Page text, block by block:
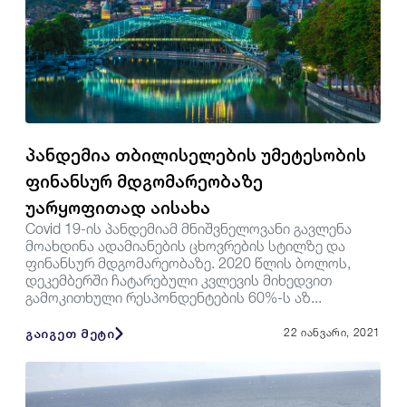
პანდემია თბილისელების უმეტესობის
ფინანსურ მდგომარეობაზე
უარყოფითად აისახა
Covid 19-ის პანდემიამ მნიშვნელოვანი გავლენა
მოახდინა ადამიანების ცხოვრების სტილზე და
ფინანსურ მდგომარეობაზე. 2020 წლის ბოლოს,
დეკემბერში ჩატარებული კვლევის მიხედვით
გამოკითხული რესპონდენტების 60%-ს აზ...
გაიგეთ მეტი 22 იანვარი, 2021